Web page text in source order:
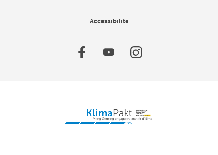
Accessibilité